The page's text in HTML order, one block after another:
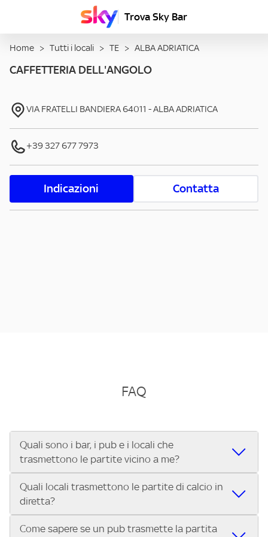
Trova Sky Bar
Home > Tutti i locali > TE > ALBA ADRIATICA
CAFFETTERIA DELL'ANGOLO
VIA FRATELLI BANDIERA64011 -ALBA ADRIATICA
+39 327 677 7973
Indicazioni Contatta
FAQ
Quali sono i bar, i pub e i locali che
trasmettono le partite vicino a me?
Se cerchi un bar, pub, ristorante o locale vicino a te per
vedere le partite di Serie A ENILIVE, la Serie C Sky Wifi, la
UEFA Champions League, la UEFA Europa League, la UEFA
Conference League, il Tennis, la Formula 1®, la MotoGP™ e
Quali locali trasmettono le partite di calcio in
diretta?
Vuoi sapere quali bar, pub o ristoranti mostrano le partite
Come sapere se un pub trasmette la partita